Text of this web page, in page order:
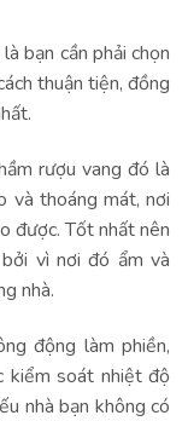
bạn cần phải chọn
thuận tiện, đồng
rượu vang đó là
và thoáng mát, nơi
được. Tốt nhất nên
vì nơi đó ẩm và
nhà.
động làm phiền,
kiểm soát nhiệt độ
nhà bạn không có